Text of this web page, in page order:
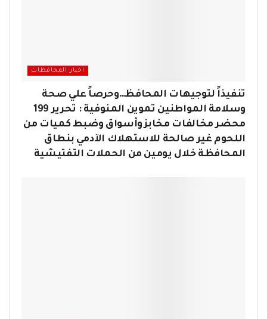
اخبار المحافظات
تنفيذاً لتوجيهات المحافظ…وحرصاً علي صحة
وسلامة المواطنين تموين المنوفية : تحرير 199
محضر مخالفات مخابز وأسواق وضبط كميات من
اللحوم غير صالحة للاستهلاك الآدمي بنطاق
المحافظة خلال يومين من الحملات التفتيشية